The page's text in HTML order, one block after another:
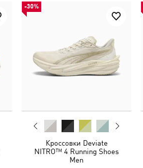
-30%
Кроссовки Deviate
NITRO™ 4 Running Shoes
Men